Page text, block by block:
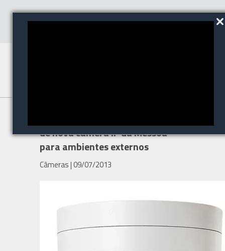
de nova câmera IP da Messoa
para ambientes externos
Câmeras | 09/07/2013